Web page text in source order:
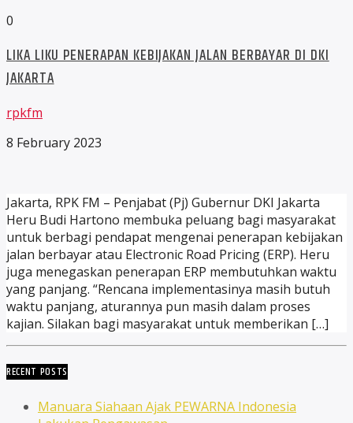
0
LIKA LIKU PENERAPAN KEBIJAKAN JALAN BERBAYAR DI DKI
JAKARTA
rpkfm
8 February 2023
Jakarta, RPK FM – Penjabat (Pj) Gubernur DKI Jakarta
Heru Budi Hartono membuka peluang bagi masyarakat
untuk berbagi pendapat mengenai penerapan kebijakan
jalan berbayar atau Electronic Road Pricing (ERP). Heru
juga menegaskan penerapan ERP membutuhkan waktu
yang panjang. “Rencana implementasinya masih butuh
waktu panjang, aturannya pun masih dalam proses
kajian. Silakan bagi masyarakat untuk memberikan […]
RECENT POSTS
Manuara Siahaan Ajak PEWARNA Indonesia